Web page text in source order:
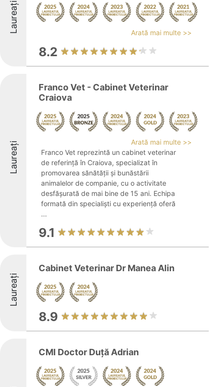
Laureați Arată mai multe >>
8.2
Laureați
Franco Vet - Cabinet Veterinar
Craiova
Arată mai multe >>
Franco Vet reprezintă un cabinet veterinar
de referință în Craiova, specializat în
promovarea sănătății și bunăstării
animalelor de companie, cu o activitate
desfășurată de mai bine de 15 ani. Echipa
formată din specialiști cu experiență oferă
...
9.1
Laureați
Cabinet Veterinar Dr Manea Alin
8.9
CMI Doctor Duță Adrian